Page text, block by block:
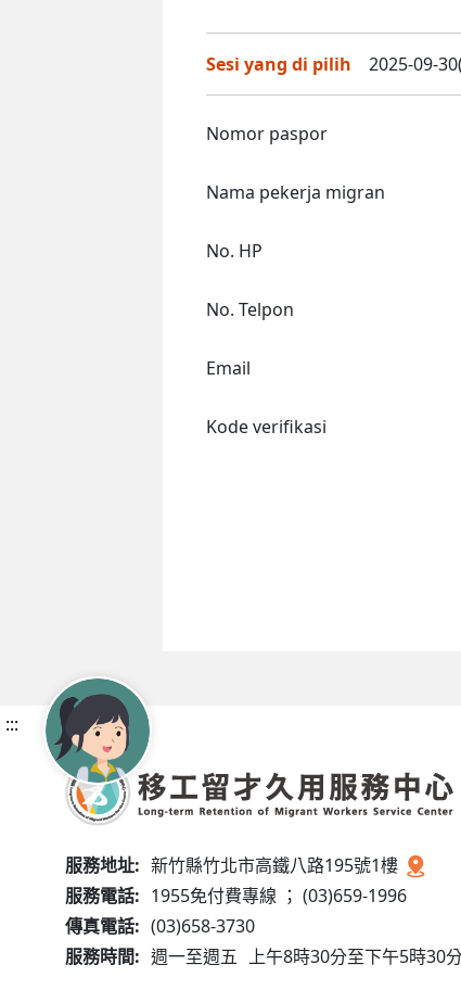
Sesi yang di pilih 2025-09-
Nomor paspor
Nama pekerja migran
No. HP
No. Telpon
Email
Kode verifikasi
:::
服務地址: 新竹縣竹北市高鐵八路195號1樓
服務電話: 1955免付費專線 ； (03)659-1996
傳真電話: (03)658-3730
服務時間: 週一至週五 上午8時30分至下午5時30